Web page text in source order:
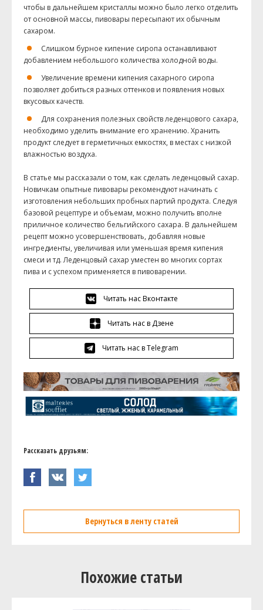
чтобы в дальнейшем кристаллы можно было легко отделить
от основной массы, пивовары пересыпают их обычным
сахаром.
Слишком бурное кипение сиропа останавливают
добавлением небольшого количества холодной воды.
Увеличение времени кипения сахарного сиропа
позволяет добиться разных оттенков и появления новых
вкусовых качеств.
Для сохранения полезных свойств леденцового сахара,
необходимо уделить внимание его хранению. Хранить
продукт следует в герметичных емкостях, в местах с низкой
влажностью воздуха.
В статье мы рассказали о том, как сделать леденцовый сахар.
Новичкам опытные пивовары рекомендуют начинать с
изготовления небольших пробных партий продукта. Следуя
базовой рецептуре и объемам, можно получить вполне
приличное количество бельгийского сахара. В дальнейшем
рецепт можно усовершенствовать, добавляя новые
ингредиенты, увеличивая или уменьшая время кипения
смеси и тд. Леденцовый сахар уместен во многих сортах
пива и с успехом применяется в пивоварении.
Читать нас Вконтакте
Читать нас в Дзене
Читать нас в Telegram
Рассказать друзьям:
Вернуться в ленту статей
Похожие статьи